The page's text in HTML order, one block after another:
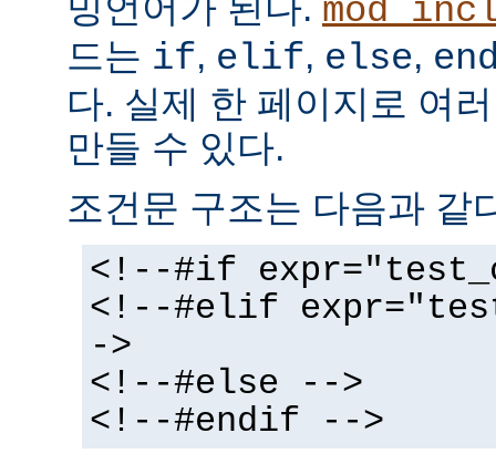
드는 if, elif, else,
다. 실제 한 페이지로 여
만들 수 있다.
조건문 구조는 다음과 같
<!--#if
<!--#elif
->
<!--#else -->
<!--#endif -->